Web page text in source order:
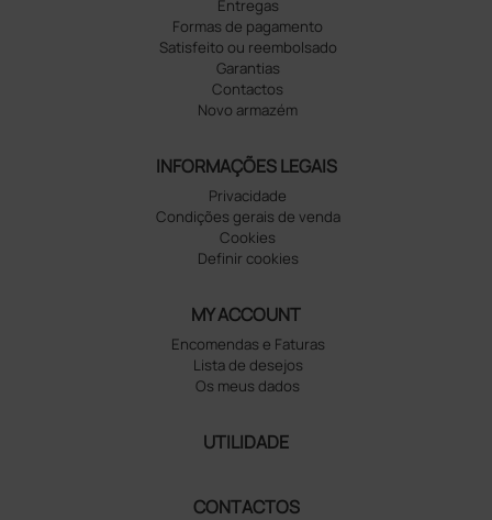
Entregas
Formas de pagamento
Satisfeito ou reembolsado
Garantias
Contactos
Novo armazém
INFORMAÇÕES LEGAIS
Privacidade
Condições gerais de venda
Cookies
Definir cookies
MY ACCOUNT
Encomendas e Faturas
Lista de desejos
Os meus dados
UTILIDADE
CONTACTOS